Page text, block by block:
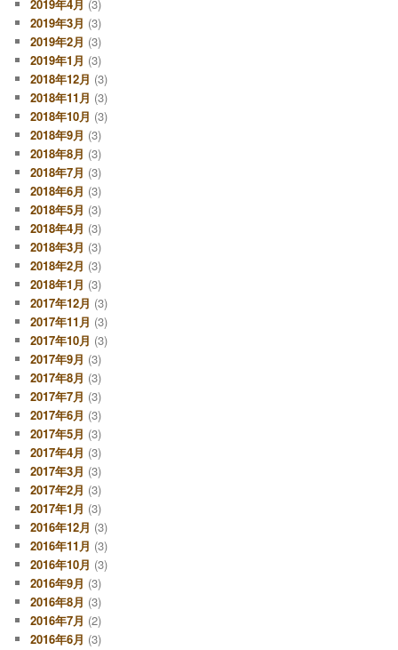
2019年4月 (3)
2019年3月 (3)
2019年2月 (3)
2019年1月 (3)
2018年12月 (3)
2018年11月 (3)
2018年10月 (3)
2018年9月 (3)
2018年8月 (3)
2018年7月 (3)
2018年6月 (3)
2018年5月 (3)
2018年4月 (3)
2018年3月 (3)
2018年2月 (3)
2018年1月 (3)
2017年12月 (3)
2017年11月 (3)
2017年10月 (3)
2017年9月 (3)
2017年8月 (3)
2017年7月 (3)
2017年6月 (3)
2017年5月 (3)
2017年4月 (3)
2017年3月 (3)
2017年2月 (3)
2017年1月 (3)
2016年12月 (3)
2016年11月 (3)
2016年10月 (3)
2016年9月 (3)
2016年8月 (3)
2016年7月 (2)
2016年6月 (3)